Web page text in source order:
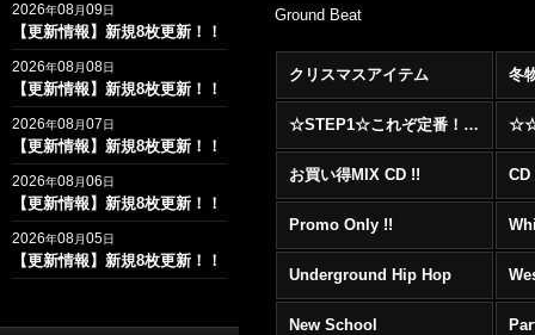
2026年08月09日
【更新情報】新規8枚更新！！
2026年08月08日
【更新情報】新規8枚更新！！
2026年08月07日
【更新情報】新規8枚更新！！
2026年08月06日
【更新情報】新規8枚更新！！
2026年08月05日
【更新情報】新規8枚更新！！
Ground Beat
クリスマスアイテム 冬
☆STEP1☆これぞ定番！！まずはここから！2000年代R&BフロアヒットBest 100 !!!
お買い得MIX CD !!
Promo Only !!
Underground Hip Hop
New School